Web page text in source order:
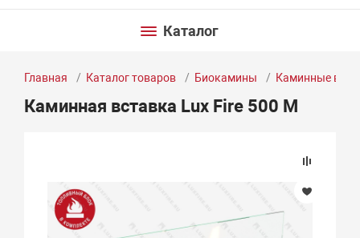
Каталог
Главная Каталог товаров Биокамины Каминные
Каминная вставка Lux Fire 500 M